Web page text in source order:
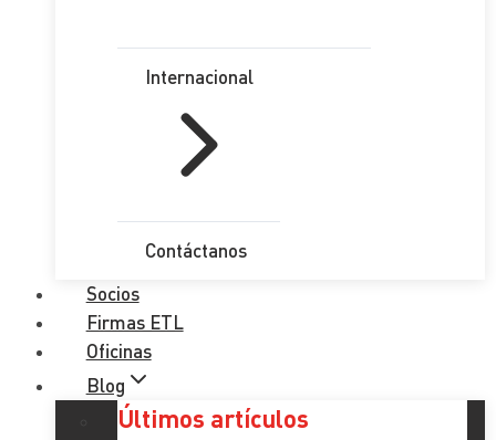
Internacional
Contáctanos
Socios
Firmas ETL
Oficinas
Blog
Últimos artículos